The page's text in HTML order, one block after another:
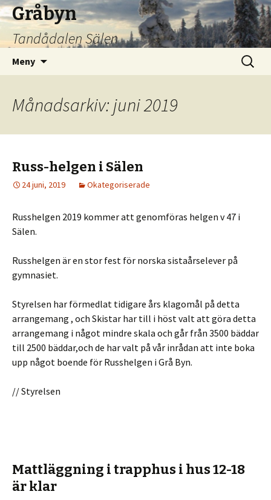
Gråbyn
Tandådalen Sälen
Meny
Sök
efter:
Månadsarkiv: juni 2019
Russ-helgen i Sälen
24 juni, 2019 Okategoriserade
Russhelgen 2019 kommer att genomföras helgen v 47 i
Sälen.
Russhelgen är en stor fest för norska sistaårselever på
gymnasiet.
Styrelsen har förmedlat tidigare års klagomål på detta
arrangemang , och Skistar har till i höst valt att göra detta
arrangemang i något mindre skala och går från 3500 bäddar
till 2500 bäddar,och de har valt på vår inrådan att inte boka
upp något boende för Russhelgen i Grå Byn.
// Styrelsen
Mattläggning i trapphus i hus 12-18
är klar